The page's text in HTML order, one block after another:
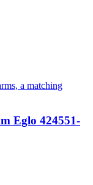
Eglo 424551-